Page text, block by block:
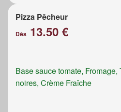
Pizza Pêcheur
Dès 13.50 €
Base sauce tomate,
noires, Crème Fraîche